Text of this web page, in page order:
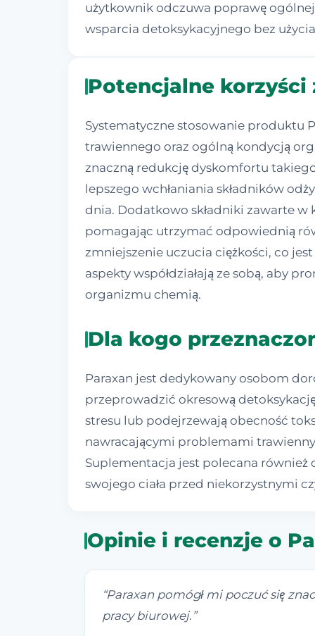
użytkownik odczuwa poprawę
wsparcia detoksykacyjnego bez
Potencjalne korzyści
Systematyczne stosowanie produktu
trawiennego oraz ogólną kondycją
znaczną redukcję dyskomfortu
lepszego wchłaniania składników
dnia. Dodatkowo składniki zawarte w
pomagając utrzymać odpowiednią
zmniejszenie uczucia ciężkości, co
aspekty współdziałają ze sobą, aby
organizmu chemią.
Dla kogo
Paraxan jest dedykowany osobom
przeprowadzić okresową
stresu lub podejrzewają obecność
nawracającymi problemami
Suplementacja jest polecana
swojego ciała przed niekorzystnymi
Opinie i recenzje o
“Paraxan pomógł mi poczuć się
pracy biurowej. ”